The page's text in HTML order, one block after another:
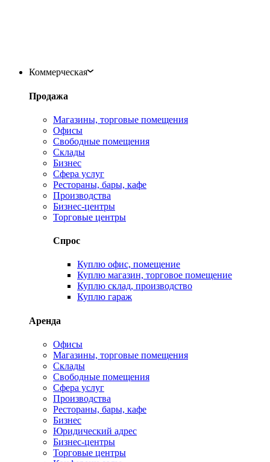
Коммерческая
Продажа
Магазины, торговые помещения
Офисы
Свободные помещения
Склады
Бизнес
Сфера услуг
Рестораны, бары, кафе
Производства
Бизнес-центры
Торговые центры
Спрос
Куплю офис, помещение
Куплю магазин, торговое помещение
Куплю склад, производство
Куплю гараж
Аренда
Офисы
Магазины, торговые помещения
Склады
Свободные помещения
Сфера услуг
Производства
Рестораны, бары, кафе
Бизнес
Юридический адрес
Бизнес-центры
Торговые центры